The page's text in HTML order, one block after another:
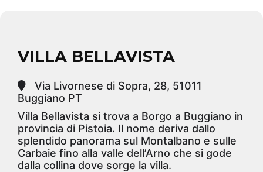
VILLA BELLAVISTA
Via Livornese di Sopra, 28, 51011
Buggiano PT
Villa Bellavista si trova a Borgo a Buggiano in
provincia di Pistoia. Il nome deriva dallo
splendido panorama sul Montalbano e sulle
Carbaie fino alla valle dell’Arno che si gode
dalla collina dove sorge la villa.